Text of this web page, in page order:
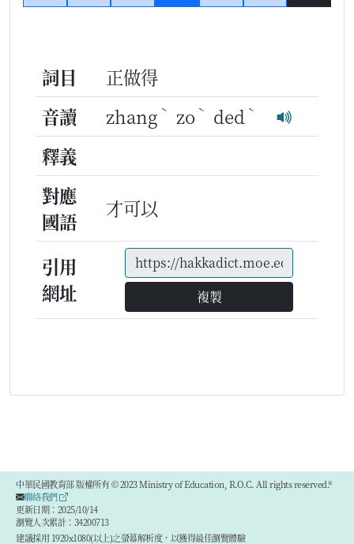
詞目
正做得
音讀
zhang ˋ zo ˋ ded ˋ
釋義
對應
國語
才可以
引用
網址
複製
中華民國教育部 版權所有 © 2023 Ministry of Education, R.O.C. All rights reserved.®
聯絡我們
更新日期：2025/10/14
瀏覽人次累計：34200713
建議採用 1920x1080(以上)之螢幕解析度，以獲得最佳瀏覽體驗